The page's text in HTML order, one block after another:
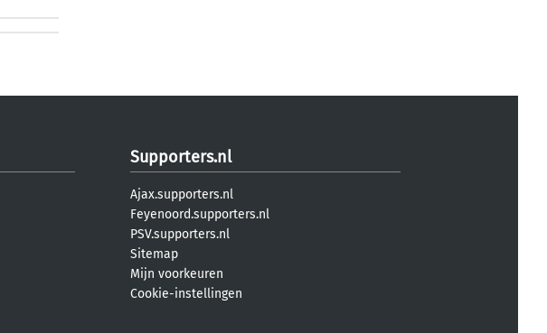
Supporters.nl
Ajax.supporters.nl
Feyenoord.supporters.nl
PSV.supporters.nl
Sitemap
Mijn voorkeuren
Cookie-instellingen